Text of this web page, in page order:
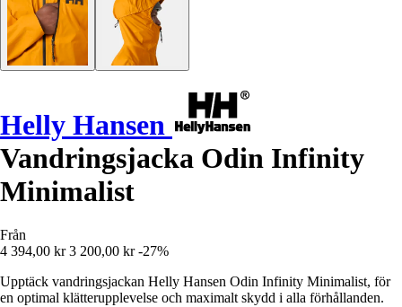
Helly Hansen
Vandringsjacka Odin Infinity
Minimalist
Från
4 394,00 kr 3 200,00 kr -27%
Upptäck vandringsjackan Helly Hansen Odin Infinity Minimalist, för
en optimal klätterupplevelse och maximalt skydd i alla förhållanden.